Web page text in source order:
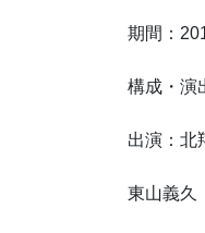
期間：
構成・演
出演：
東山義